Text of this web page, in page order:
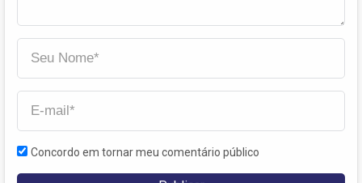
Concordo em tornar meu comentário público